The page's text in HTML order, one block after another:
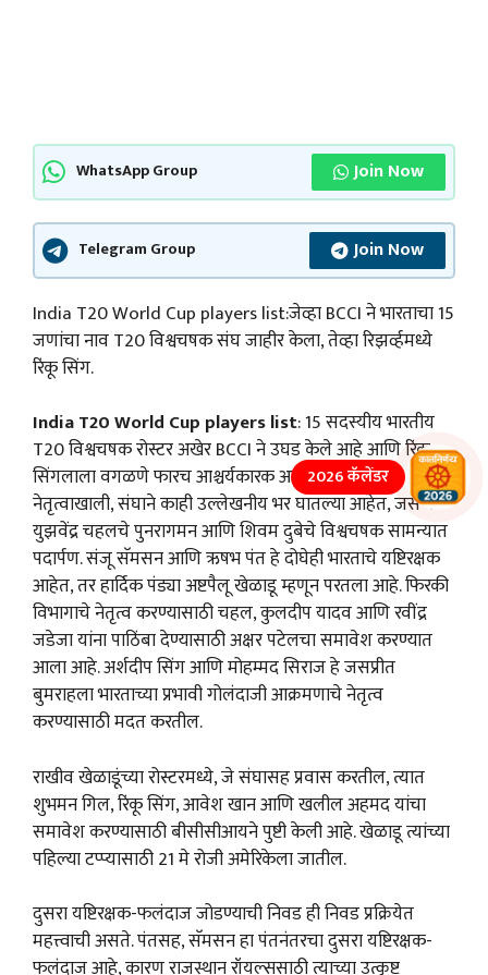
WhatsApp Group Join Now
Telegram Group Join Now
India T20 World Cup players list:जेव्हा BCCI ने भारताचा 15
जणांचा नाव T20 विश्वचषक संघ जाहीर केला, तेव्हा रिझर्व्हमध्ये
रिंकू सिंग.
India T20 World Cup players list: 15 सदस्यीय भारतीय
T20 विश्वचषक रोस्टर अखेर BCCI ने उघड केले आहे आणि रिंकू
सिंगलाला वगळणे फारच आश्चर्यकारक आहे. रोहित शर्माच्या
नेतृत्वाखाली, संघाने काही उल्लेखनीय भर घातल्या आहेत, जसे की
युझवेंद्र चहलचे पुनरागमन आणि शिवम दुबेचे विश्वचषक सामन्यात
पदार्पण. संजू सॅमसन आणि ऋषभ पंत हे दोघेही भारताचे यष्टिरक्षक
आहेत, तर हार्दिक पंड्या अष्टपैलू खेळाडू म्हणून परतला आहे. फिरकी
विभागाचे नेतृत्व करण्यासाठी चहल, कुलदीप यादव आणि रवींद्र
जडेजा यांना पाठिंबा देण्यासाठी अक्षर पटेलचा समावेश करण्यात
आला आहे. अर्शदीप सिंग आणि मोहम्मद सिराज हे जसप्रीत
बुमराहला भारताच्या प्रभावी गोलंदाजी आक्रमणाचे नेतृत्व
करण्यासाठी मदत करतील.
राखीव खेळाडूंच्या रोस्टरमध्ये, जे संघासह प्रवास करतील, त्यात
शुभमन गिल, रिंकू सिंग, आवेश खान आणि खलील अहमद यांचा
समावेश करण्यासाठी बीसीसीआयने पुष्टी केली आहे. खेळाडू त्यांच्या
पहिल्या टप्प्यासाठी 21 मे रोजी अमेरिकेला जातील.
दुसरा यष्टिरक्षक-फलंदाज जोडण्याची निवड ही निवड प्रक्रियेत
महत्त्वाची असते. पंतसह, सॅमसन हा पंतनंतरचा दुसरा यष्टिरक्षक-
फलंदाज आहे, कारण राजस्थान रॉयल्ससाठी त्याच्या उत्कृष्ट
2026 कॅलेंडर